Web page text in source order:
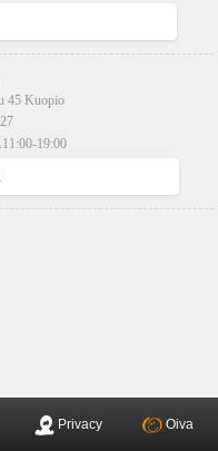
45 Kuopio
19:00
Privacy Oiva